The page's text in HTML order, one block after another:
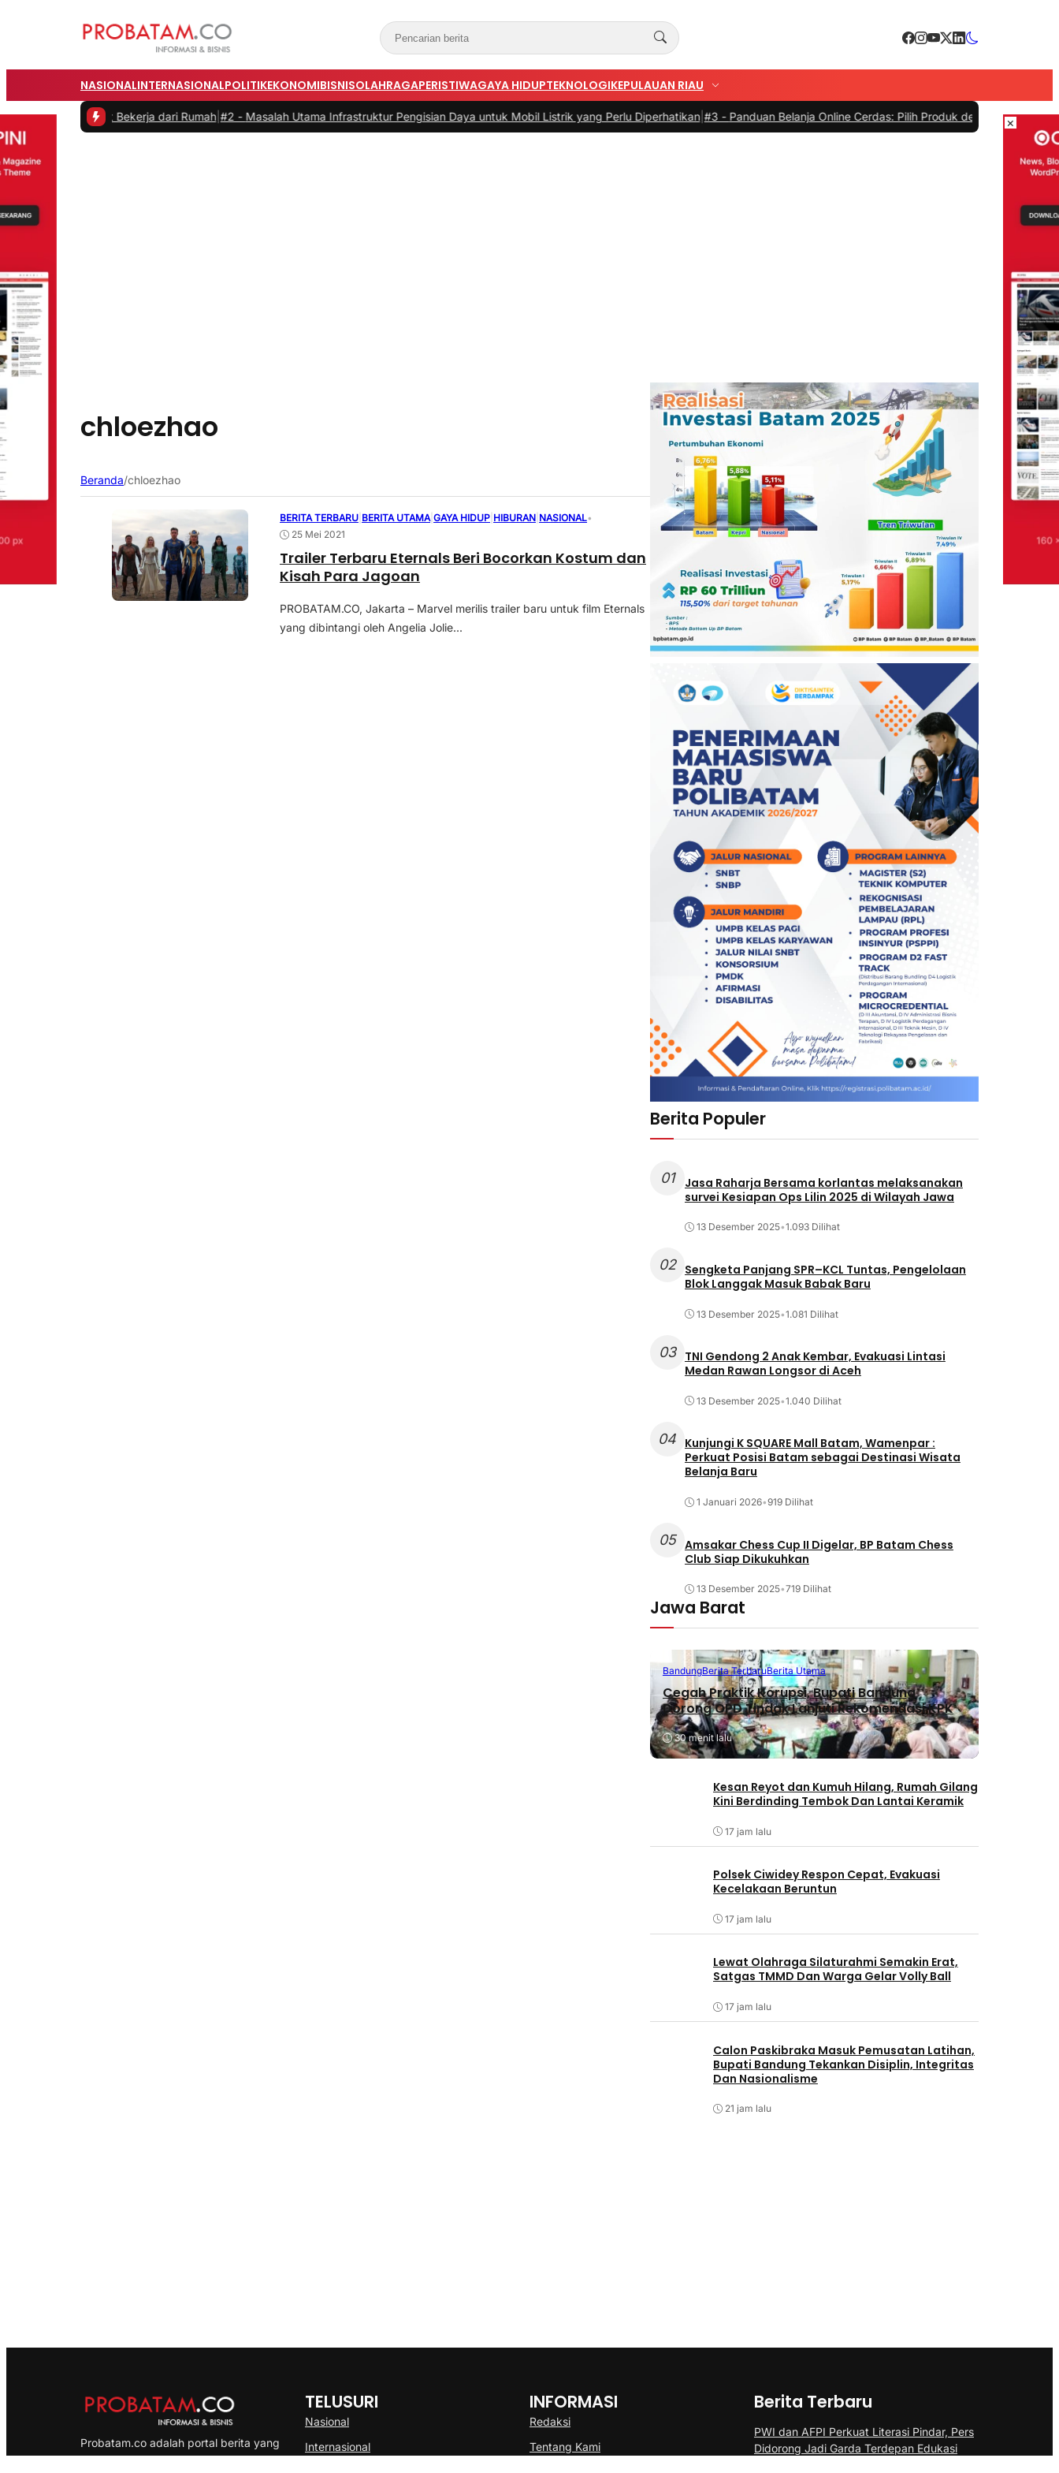
NASIONALINTERNASIONALPOLITIKEKONOMIBISNISOLAHRAGAPERISTIWAGAYA HIDUPTEKNOLOGIKEPULAUAN RIAU
saat Bekerja dari Rumah| #2 - Masalah Utama Infrastruktur Pengisian Daya untuk Mobil Listrik yang Perlu Diperhatikan |#3 -Panduan Belanja Online Cerdas: Pilih Produk dengan Bijak dan Hindari
chloezhao
Beranda/chloezhao
BERITA TERBARU BERITA UTAMA |GAYA HIDUP HIBURAN NASIONAL•
25 Mei 2021
Trailer Terbaru Eternals Beri Bocorkan Kostum dan
Kisah Para Jagoan
PROBATAM.CO, Jakarta – Marvel merilis trailer baru untuk film Eternals
yang dibintangi oleh Angelia Jolie...
Berita Populer
01
Jasa Raharja Bersama korlantas melaksanakan
survei Kesiapan Ops Lilin 2025 di Wilayah Jawa
13 Desember 2025•1.093 Dilihat
02
Sengketa Panjang SPR–KCL Tuntas, Pengelolaan
Blok Langgak Masuk Babak Baru
13 Desember 2025•1.081 Dilihat
03
TNI Gendong 2 Anak Kembar, Evakuasi Lintasi
Medan Rawan Longsor di Aceh
13 Desember 2025•1.040 Dilihat
04 Kunjungi K SQUARE Mall Batam, Wamenpar :
Perkuat Posisi Batam sebagai Destinasi Wisata
Belanja Baru
1 Januari 2026•919 Dilihat
05 Amsakar Chess Cup II Digelar, BP Batam Chess
Club Siap Dikukuhkan
13 Desember 2025•719 Dilihat
Jawa Barat
BandungBerita TerbaruBerita Utama
Cegah Praktik Korupsi, Bupati Bandung
Dorong OPD Tindak Lanjuti Rekomendasi KPK
30 menit lalu
Kesan Reyot dan Kumuh Hilang, Rumah Gilang
Kini Berdinding Tembok Dan Lantai Keramik
17 jam lalu
Polsek Ciwidey Respon Cepat, Evakuasi
Kecelakaan Beruntun
17 jam lalu
Lewat Olahraga Silaturahmi Semakin Erat,
Satgas TMMD Dan Warga Gelar Volly Ball
17 jam lalu
Calon Paskibraka Masuk Pemusatan Latihan,
Bupati Bandung Tekankan Disiplin, Integritas
Dan Nasionalisme
21 jam lalu
Probatam.co adalah portal berita yang
TELUSURI
Nasional
Internasional
INFORMASI
Redaksi
Tentang Kami
Berita Terbaru
PWI dan AFPI Perkuat Literasi Pindar, Pers
Didorong Jadi Garda Terdepan Edukasi
×